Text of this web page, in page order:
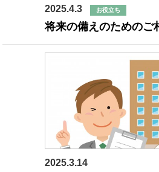
2025.4.3 お役立ち
将来の備えのためのご
2025.3.14